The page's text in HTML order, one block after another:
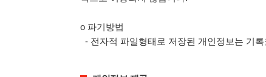
ο 파기방법
- 전자적 파일형태로 저장된 개인정보는 기